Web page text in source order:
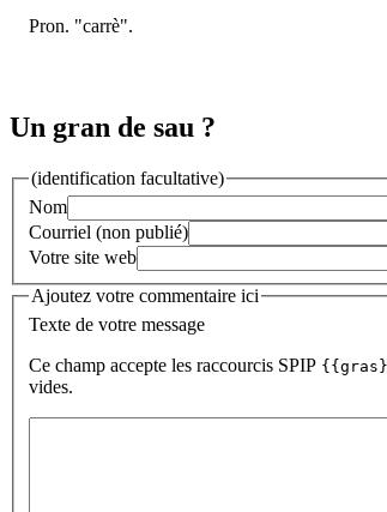
Pron. "carrè".
Un gran de sau ?
(identification facultative)
Nom
Courriel (non publié)
Votre site web
Ajoutez votre commentaire ici
Texte de votre message
Ce champ accepte les raccourcis SPIP
vides.